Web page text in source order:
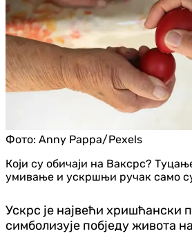
Фото: Anny Pappa/Pexels
Који су обичаји на Ваксрс?
умивање и ускршњи ручак само
Ускрс је највећи хришћански
симболизује побједу живота